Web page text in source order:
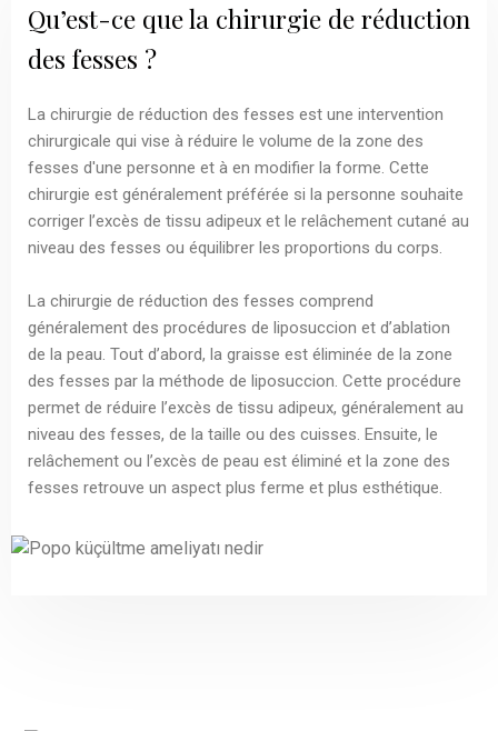
Qu’est-ce que la chirurgie de réduction
des fesses ?
La chirurgie de réduction des fesses est une intervention
chirurgicale qui vise à réduire le volume de la zone des
fesses d'une personne et à en modifier la forme. Cette
chirurgie est généralement préférée si la personne souhaite
corriger l’excès de tissu adipeux et le relâchement cutané au
niveau des fesses ou équilibrer les proportions du corps.
La chirurgie de réduction des fesses comprend
généralement des procédures de liposuccion et d’ablation
de la peau. Tout d’abord, la graisse est éliminée de la zone
des fesses par la méthode de liposuccion. Cette procédure
permet de réduire l’excès de tissu adipeux, généralement au
niveau des fesses, de la taille ou des cuisses. Ensuite, le
relâchement ou l’excès de peau est éliminé et la zone des
fesses retrouve un aspect plus ferme et plus esthétique.